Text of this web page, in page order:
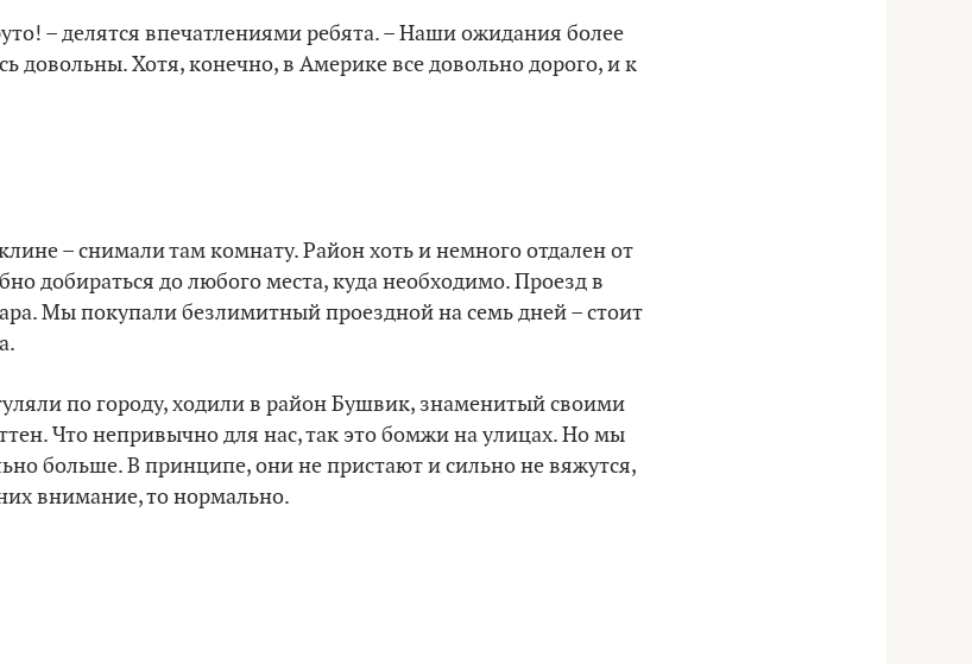
– делятся впечатлениями ребята. – Наши ожидания более
довольны. Хотя, конечно, в Америке все довольно дорого, и к
– снимали там комнату. Район хоть и немного отдален от
добираться до любого места, куда необходимо. Проезд в
Мы покупали безлимитный проездной на семь дней – стоит
по городу, ходили в район Бушвик, знаменитый своими
Что непривычно для нас, так это бомжи на улицах. Но мы
больше. В принципе, они не пристают и сильно не вяжутся,
внимание, то нормально.